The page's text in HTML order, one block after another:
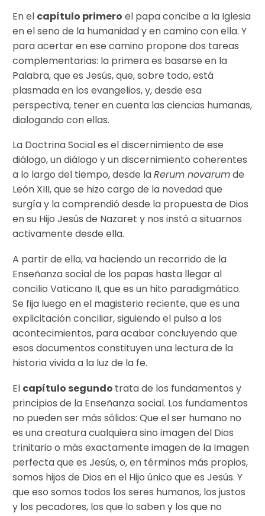
En el capítulo primero el papa concibe a la Iglesia
en el seno de la humanidad y en camino con ella. Y
para acertar en ese camino propone dos tareas
complementarias: la primera es basarse en la
Palabra, que es Jesús, que, sobre todo, está
plasmada en los evangelios, y, desde esa
perspectiva, tener en cuenta las ciencias humanas,
dialogando con ellas.
La Doctrina Social es el discernimiento de ese
diálogo, un diálogo y un discernimiento coherentes
a lo largo del tiempo, desde laRerum novarumde
León XIII, que se hizo cargo de la novedad que
surgía y la comprendió desde la propuesta de Dios
en su Hijo Jesús de Nazaret y nos instó a situarnos
activamente desde ella.
A partir de ella, va haciendo un recorrido de la
Enseñanza social de los papas hasta llegar al
concilio Vaticano II, que es un hito paradigmático.
Se fija luego en el magisterio reciente, que es una
explicitación conciliar, siguiendo el pulso a los
acontecimientos, para acabar concluyendo que
esos documentos constituyen una lectura de la
historia vivida a la luz de la fe.
El capítulo segundo trata de los fundamentos y
principios de la Enseñanza social. Los fundamentos
no pueden ser más sólidos: Que el ser humano no
es una creatura cualquiera sino imagen del Dios
trinitario o más exactamente imagen de la Imagen
perfecta que es Jesús, o, en términos más propios,
somos hijos de Dios en el Hijo único que es Jesús. Y
que eso somos todos los seres humanos, los justos
y los pecadores, los que lo saben y los que no